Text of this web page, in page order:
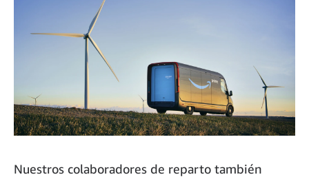
Nuestros colaboradores de reparto también